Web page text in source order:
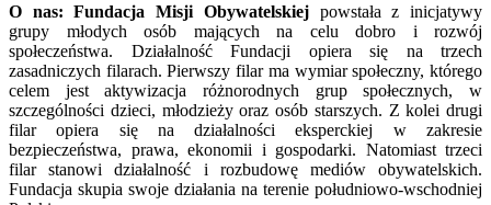
O nas:
Fundacja Misji Obywatelskiejpowstała z inicjatywy
grupy młodych osób mających na celu dobro i rozwój
społeczeństwa. Działalność Fundacji opiera się na trzech
zasadniczych filarach. Pierwszy filar ma wymiar społeczny, którego
celem jest aktywizacja różnorodnych grup społecznych, w
szczególności dzieci, młodzieży oraz osób starszych. Z kolei drugi
filar opiera się na działalności eksperckiej w zakresie
bezpieczeństwa, prawa, ekonomii i gospodarki. Natomiast trzeci
filar stanowi działalność i rozbudowę mediów obywatelskich.
Fundacja skupia swoje działania na terenie południowo-wschodniej